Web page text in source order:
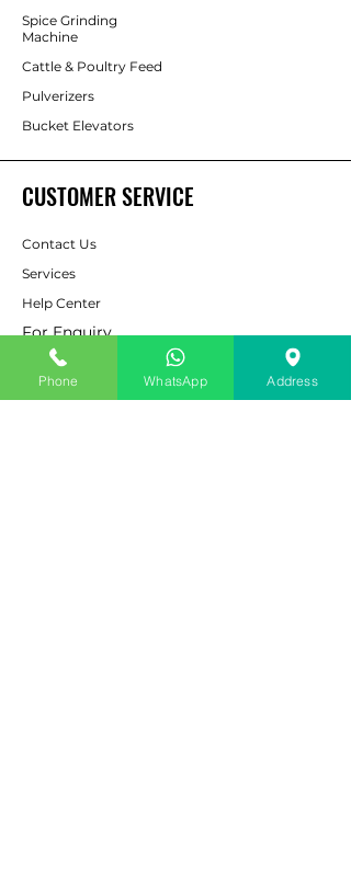
Spice Grinding
Machine
Cattle & Poultry Feed
Pulverizers
Bucket Elevators
CUSTOMER SERVICE
Contact Us
Services
Help Center
For Enquiry
ABOUT AAPP
Phone WhatsApp Address